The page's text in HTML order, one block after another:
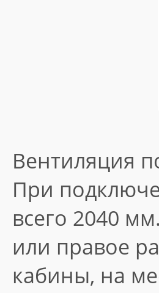
Вентиляция
При
всего 2040
или правое
кабины, на